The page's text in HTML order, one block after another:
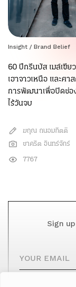
Insight / Brand Belief
60 ปีกรีนบัส เมล์เขีย
เฮาจาวเหนือ และศา
การพัฒนาเพื่อปิดช่อ
ไร้วันจบ
ฆฤณ ถนอมกิตติ
ชาคริต อินทร์จักร์
7767
Sign